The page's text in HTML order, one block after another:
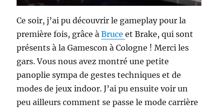
Ce soir, j’ai pu découvrir le gameplay pour la
première fois, grâce àBruceet Brake, qui sont
présents à la Gamescon à Cologne ! Merci les
gars. Vous nous avez montré une petite
panoplie sympa de gestes techniques et de
modes de jeux indoor. J’ai pu ensuite voir un
peu ailleurs comment se passe le mode carrière